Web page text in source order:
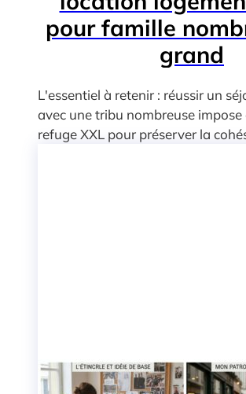
pour famille
grand
L'essentiel à retenir : réussir un
avec une tribu nombreuse impose
refuge XXL pour préserver la